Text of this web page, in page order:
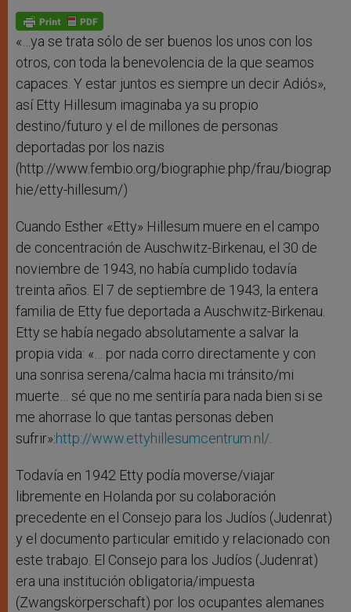
p
p
g
e
r
o
k
«…ya se trata sólo de ser buenos los unos con los
otros, con toda la benevolencia de la que seamos
capaces. Y estar juntos es siempre un decir Adiós»,
así Etty Hillesum imaginaba ya su propio
destino/futuro y el de millones de personas
deportadas por los nazis
(http://www.fembio.org/biographie.php/frau/biograp
hie/etty-hillesum/)
Cuando Esther «Etty» Hillesum muere en el campo
de concentración de Auschwitz-Birkenau, el 30 de
noviembre de 1943, no había cumplido todavía
treinta años. El 7 de septiembre de 1943, la entera
familia de Etty fue deportada a Auschwitz-Birkenau.
Etty se había negado absolutamente a salvar la
propia vida: «… por nada corro directamente y con
una sonrisa serena/calma hacia mi tránsito/mi
muerte… sé que no me sentiría para nada bien si se
me ahorrase lo que tantas personas deben
sufrir»:http://www.ettyhillesumcentrum.nl/.
Todavía en 1942 Etty podía moverse/viajar
libremente en Holanda por su colaboración
precedente en el Consejo para los Judíos (Judenrat)
y el documento particular emitido y relacionado con
este trabajo. El Consejo para los Judíos (Judenrat)
era una institución obligatoria/impuesta
(Zwangskörperschaft) por los ocupantes alemanes